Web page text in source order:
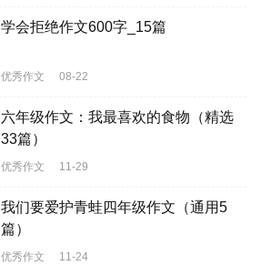
学会拒绝作文600字_15篇
优秀作文 08-22
六年级作文：我最喜欢的食物（精选
33篇）
优秀作文 11-29
我们要爱护青蛙四年级作文（通用5
篇）
优秀作文 11-24